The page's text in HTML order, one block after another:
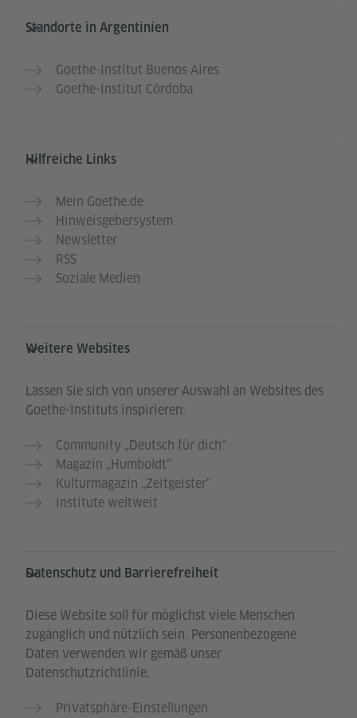
Service- und Informationsbereich
Standorte in Argentinien
Goethe-Institut Buenos Aires
Goethe-Institut Córdoba
Hilfreiche Links
Mein Goethe.de
Hinweisgebersystem
Newsletter
RSS
Soziale Medien
Weitere Websites
Lassen Sie sich von unserer Auswahl an Websites des
Goethe-Instituts inspirieren:
Community „Deutsch für dich“
Magazin „Humboldt“
Kulturmagazin „Zeitgeister"
Institute weltweit
Datenschutz und Barrierefreiheit
Diese Website soll für möglichst viele Menschen
zugänglich und nützlich sein. Personenbezogene
Daten verwenden wir gemäß unser
Datenschutzrichtlinie.
Privatsphäre-Einstellungen